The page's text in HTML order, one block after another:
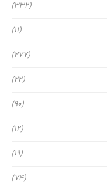
(332)
(11)
(277)
(22)
(90)
(12)
(19)
(74)